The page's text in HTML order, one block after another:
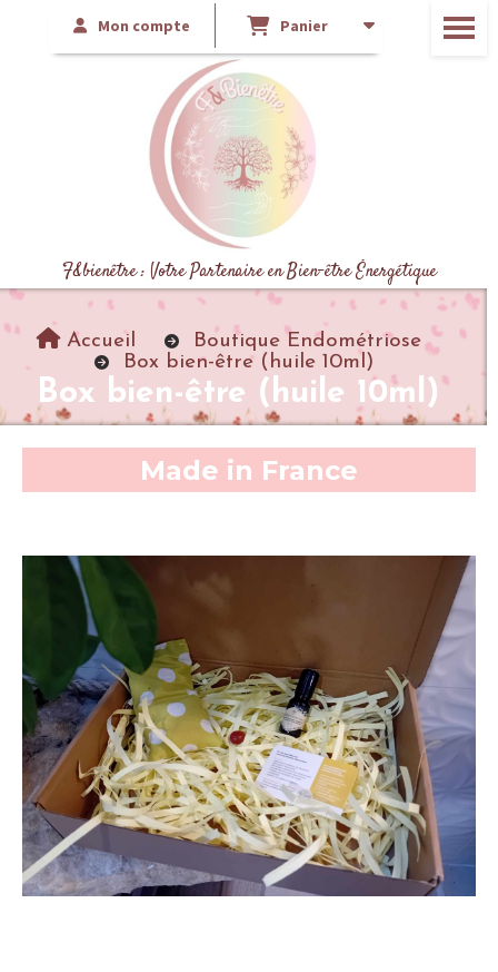
F&bienêtre : Votre Partenaire en Bien-être Énergétique
Mon compte Panier
Accueil
Boutique Endométriose
Box bien-être (huile 10ml)
Box bien-être (huile 10ml)
Made in France